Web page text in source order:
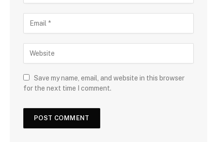
Save my name, email, and website in this browser
for the next time I comment.